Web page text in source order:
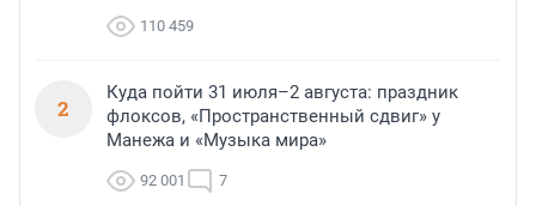
110 459
2
Куда пойти 31 июля–2 августа: праздник
флоксов, «Пространственный сдвиг» у
Манежа и «Музыка мира»
92 001 7